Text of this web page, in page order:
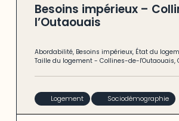
Besoins impérieux –
l’Outaouais
Abordabilité, Besoins impérieux, État du
Taille du logement -Collines-de-l'Outaouais,
Logement Sociodémographie